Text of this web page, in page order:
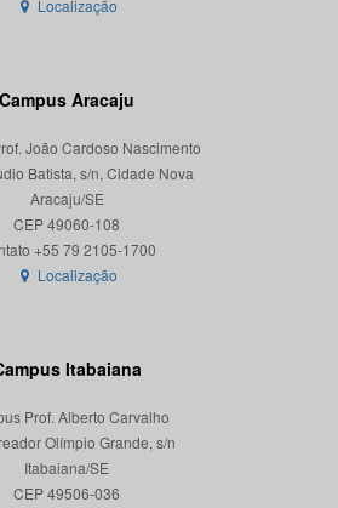
Localização
Campus Aracaju
João Cardoso Nascimento
Batista, s/n, Cidade Nova
Aracaju/SE
CEP 49060-108
Localização
Itabaiana
Prof. Alberto Carvalho
Olímpio Grande, s/n
Itabaiana/SE
CEP 49506-036